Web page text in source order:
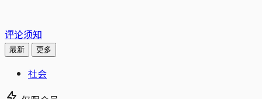
评论须知
最新 更多
社会